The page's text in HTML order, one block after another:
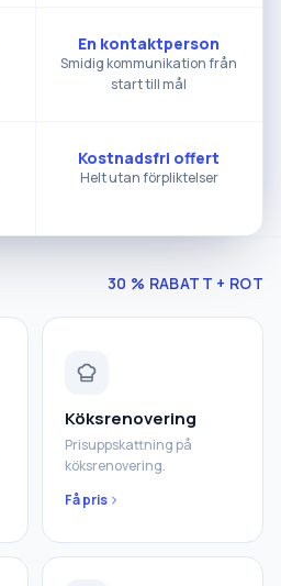
En kontaktperson
Smidig kommunikation från
start till mål
Kostnadsfri offert
Helt utan förpliktelser
30 % RABATT + ROT
Köksrenovering
Prisuppskattning på
köksrenovering.
Få pris